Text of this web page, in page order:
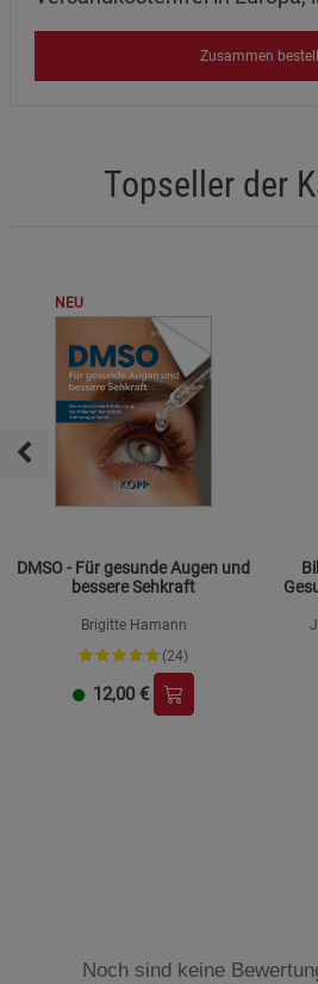
Zusammen
Topseller der
NEU
DMSO - Für gesunde Augen und
bessere Sehkraft
Brigitte Hamann
(24)
12,00 €
Noch sind keine